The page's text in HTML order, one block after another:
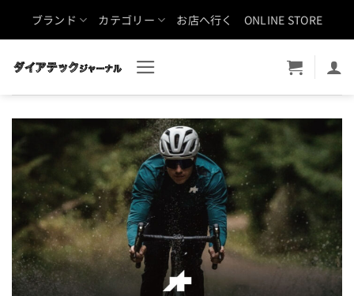
ブランド カテゴリー お店へ行く ONLINE STORE